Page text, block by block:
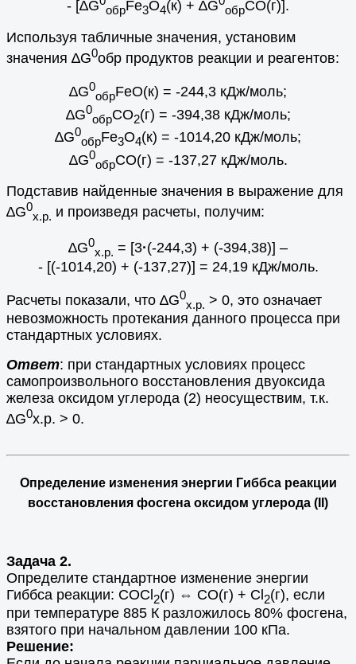
- [∆G обрFe3O4(к) + ∆G обрCO(г)].
Используя табличные значения, установим
значения ∆G0обр продуктов реакции и реагентов:
∆G0
обрFeO(к) = -244,3 кДж/моль;
∆G0
обрCO2(г) = -394,38 кДж/моль;
∆G0
обрFe3O4(к) = -1014,20 кДж/моль;
∆G0
обрCO(г) = -137,27 кДж/моль.
Подставив найденные значения в выражение для
∆G0
х.р. и произведя расчеты, получим:
∆G0
х.р. = [3·(-244,3) + (-394,38)] –
- [(-1014,20) + (-137,27)] = 24,19 кДж/моль.
Расчеты показали, что ∆G0
х.р. > 0, это означает
невозможность протекания данного процесса при
стандартных условиях.
Ответ: при стандартных условиях процесс
самопроизвольного восстановления двуоксида
железа оксидом углерода (2) неосуществим, т.к.
∆G0х.р. > 0.
Определение изменения энергии Гиббса реакции
восстановления фосгена оксидом углерода ( )
Задача 2.
Определите стандартное изменение энергии
Гиббса реакции: COCl2(г) ⇔ CO(г) + Cl2(г), если
при температуре 885 К разложилось 80% фосгена,
взятого при начальном давлении 100 кПа.
Решение: